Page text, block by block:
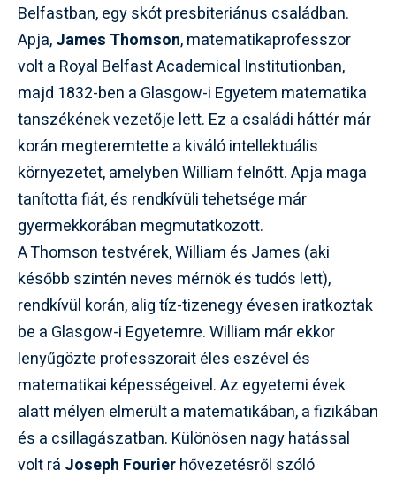
Belfastban, egy skót presbiteriánus családban.
Apja,James Thomson, matematikaprofesszor
volt a Royal Belfast Academical Institutionban,
majd 1832-ben a Glasgow-i Egyetem matematika
tanszékének vezetője lett. Ez a családi háttér már
korán megteremtette a kiváló intellektuális
környezetet, amelyben William felnőtt. Apja maga
tanította fiát, és rendkívüli tehetsége már
gyermekkorában megmutatkozott.
A Thomson testvérek, William és James (aki
később szintén neves mérnök és tudós lett),
rendkívül korán, alig tíz-tizenegy évesen iratkoztak
be a Glasgow-i Egyetemre. William már ekkor
lenyűgözte professzorait éles eszével és
matematikai képességeivel. Az egyetemi évek
alatt mélyen elmerült a matematikában, a fizikában
és a csillagászatban. Különösen nagy hatással
volt rá Joseph Fourierhővezetésről szóló